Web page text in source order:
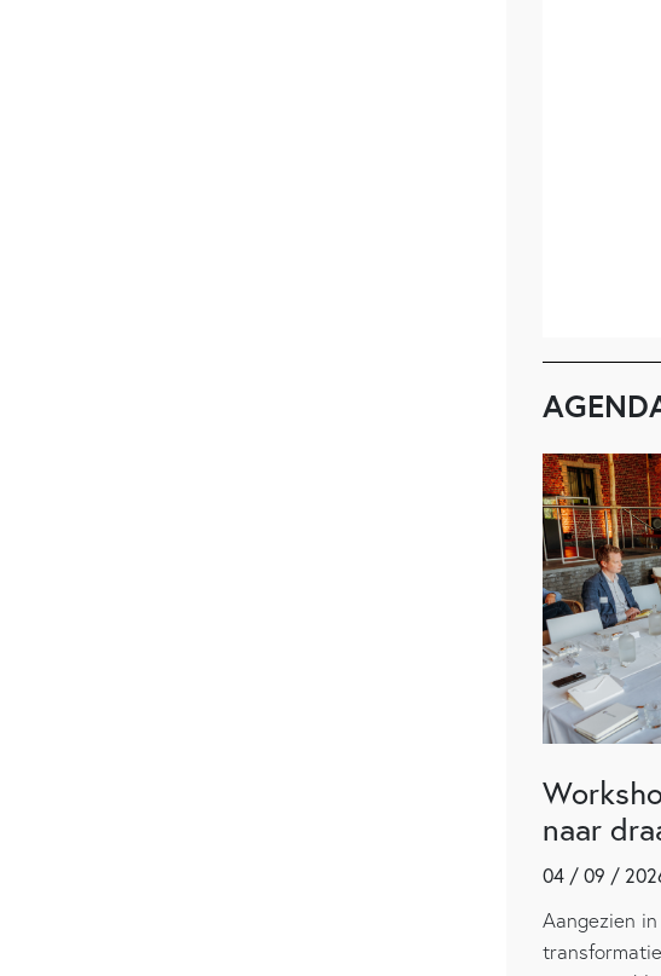
naar
04 / 09 /
Aangezien